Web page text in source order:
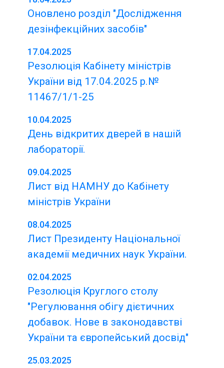
Оновлено розділ "Дослідження
дезінфекційних засобів"
17.04.2025
Резолюція Кабінету міністрів
України від 17.04.2025 р.№
11467/1/1-25
10.04.2025
День відкритих дверей в нашій
лабораторії.
09.04.2025
Лист від НАМНУ до Кабінету
міністрів України
08.04.2025
Лист Президенту Національної
академії медичних наук України.
02.04.2025
Резолюція Круглого столу
"Регулювання обігу дієтичних
добавок. Нове в законодавстві
України та європейський досвід"
25.03.2025